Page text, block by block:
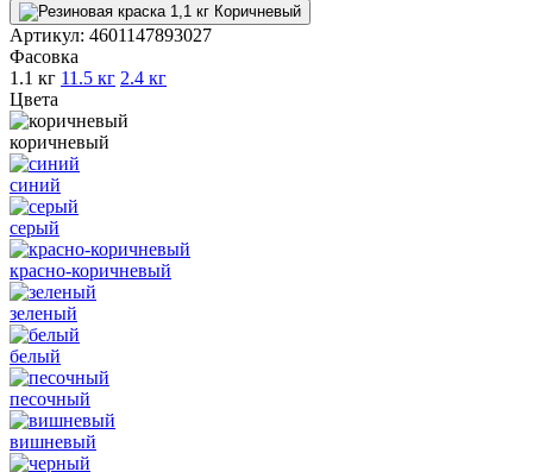
Артикул: 4601147893027
Фасовка
1.1 кг 11.5 кг 2.4 кг
Цвета
коричневый
синий
серый
красно-коричневый
зеленый
белый
песочный
вишневый